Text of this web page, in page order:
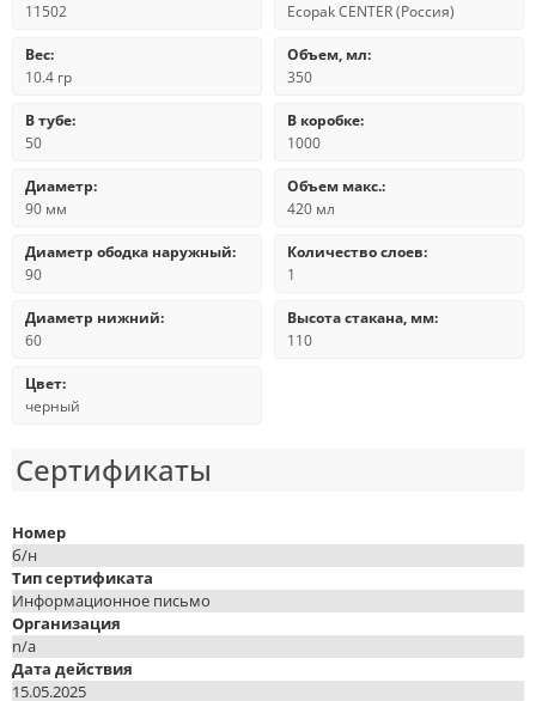
11502 Ecopak CENTER (Россия)
Вес:
10.4 гр
Объем, мл:
350
В тубе:
50
В коробке:
1000
Диаметр:
90 мм
Объем макс.:
420 мл
Диаметр ободка наружный:
90
Количество слоев:
1
Диаметр нижний:
60
Высота стакана, мм:
110
Цвет:
черный
Сертификаты
Номер
б/н
Тип сертификата
Информационное письмо
Организация
n/a
Дата действия
15.05.2025